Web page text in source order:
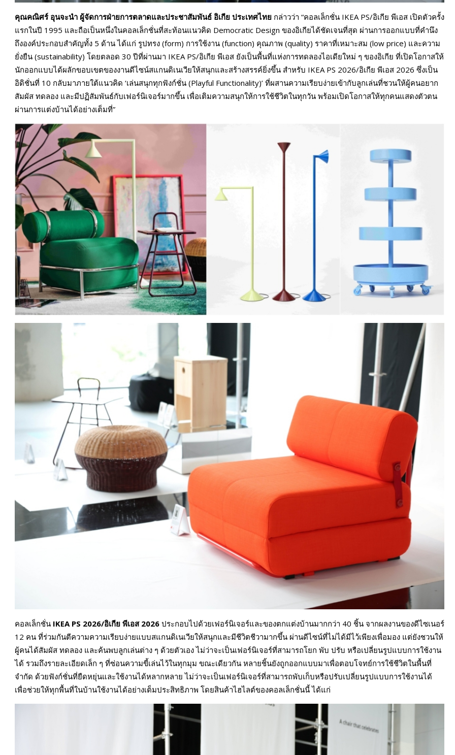
คุณคณิศร์ อุนจะนำ ผู้จัดการฝ่ายการตลาดและประชาสัมพันธ์ อิเกีย ประเทศไทย กล่าวว่า “คอลเล็กชั่น IKEA PS/อิเกีย พีเอส เปิดตัวครั้ง
แรกในปี 1995 และถือเป็นหนึ่งในคอลเล็กชั่นที่สะท้อนแนวคิด Democratic Design ของอิเกียได้ชัดเจนที่สุด ผ่านการออกแบบที่คำนึง
ถึงองค์ประกอบสำคัญทั้ง 5 ด้าน ได้แก่ รูปทรง (form) การใช้งาน (function) คุณภาพ (quality) ราคาที่เหมาะสม (low price) และความ
ยั่งยืน (sustainability) โดยตลอด 30 ปีที่ผ่านมา IKEA PS/อิเกีย พีเอส ยังเป็นพื้นที่แห่งการทดลองไอเดียใหม่ ๆ ของอิเกีย ที่เปิดโอกาสให้
นักออกแบบได้ผลักขอบเขตของงานดีไซน์สแกนดิเนเวียให้สนุกและสร้างสรรค์ยิ่งขึ้น สำหรับ IKEA PS 2026/อิเกีย พีเอส 2026 ซึ่งเป็น
อิดิชั่นที่ 10 กลับมาภายใต้แนวคิด ‘เล่นสนุกทุกฟังก์ชั่น (Playful Functionality)’ ที่ผสานความเรียบง่ายเข้ากับลูกเล่นที่ชวนให้ผู้คนอยาก
สัมผัส ทดลอง และมีปฏิสัมพันธ์กับเฟอร์นิเจอร์มากขึ้น เพื่อเติมความสนุกให้การใช้ชีวิตในทุกวัน พร้อมเปิดโอกาสให้ทุกคนแสดงตัวตน
ผ่านการแต่งบ้านได้อย่างเต็มที่”
คอลเล็กชั่น IKEA PS 2026/อิเกีย พีเอส 2026 ประกอบไปด้วยเฟอร์นิเจอร์และของตกแต่งบ้านมากกว่า 40 ชิ้น จากผลงานของดีไซเนอร์
12 คน ที่ร่วมกันตีความความเรียบง่ายแบบสแกนดิเนเวียให้สนุกและมีชีวิตชีวามากขึ้น ผ่านดีไซน์ที่ไม่ได้มีไว้เพียงเพื่อมอง แต่ยังชวนให้
ผู้คนได้สัมผัส ทดลอง และค้นพบลูกเล่นต่าง ๆ ด้วยตัวเอง ไม่ว่าจะเป็นเฟอร์นิเจอร์ที่สามารถโยก พับ ปรับ หรือเปลี่ยนรูปแบบการใช้งาน
ได้ รวมถึงรายละเอียดเล็ก ๆ ที่ซ่อนความขี้เล่นไว้ในทุกมุม ขณะเดียวกัน หลายชิ้นยังถูกออกแบบมาเพื่อตอบโจทย์การใช้ชีวิตในพื้นที่
จำกัด ด้วยฟังก์ชั่นที่ยืดหยุ่นและใช้งานได้หลากหลาย ไม่ว่าจะเป็นเฟอร์นิเจอร์ที่สามารถพับเก็บหรือปรับเปลี่ยนรูปแบบการใช้งานได้
เพื่อช่วยให้ทุกพื้นที่ในบ้านใช้งานได้อย่างเต็มประสิทธิภาพ โดยสินค้าไฮไลต์ของคอลเล็กชั่นนี้ ได้แก่